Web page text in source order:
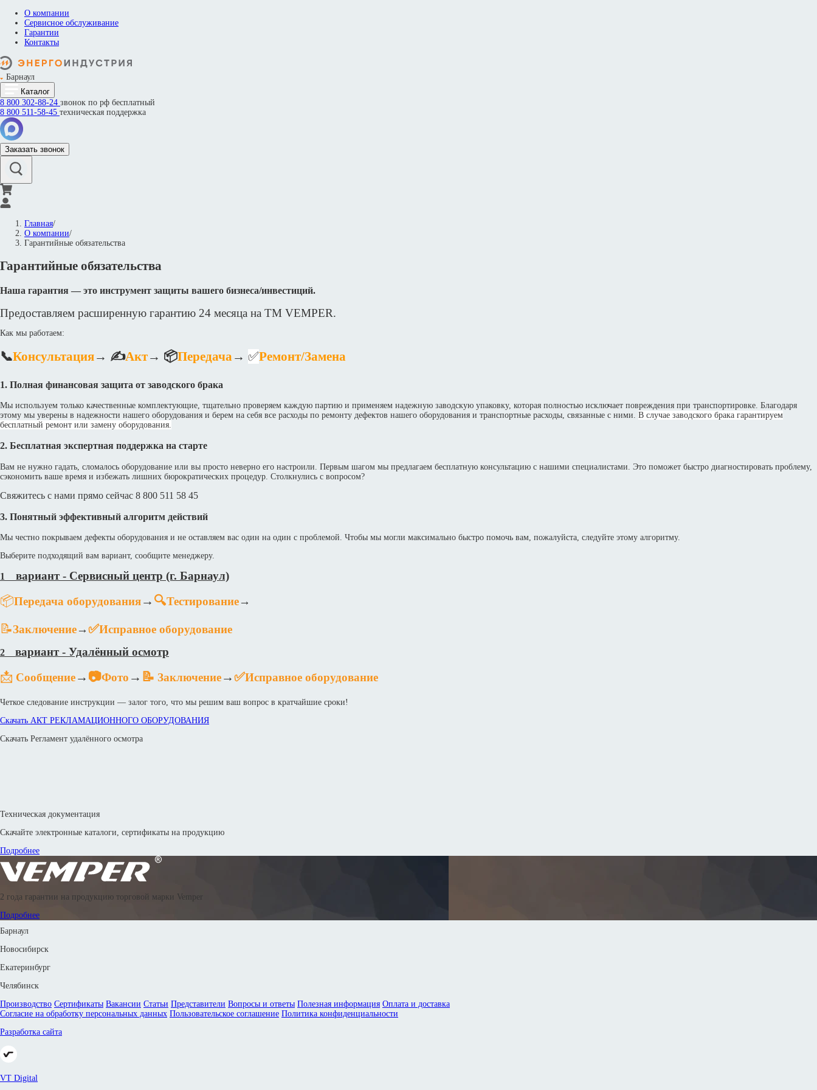
О компании
Сервисное обслуживание
Гарантии
Контакты
Барнаул
Каталог
8 800 302-88-24 звонок по рф бесплатный
8 800 511-58-45 техническая поддержка
Заказать звонок
Главная/
О компании/
Гарантийные обязательства
Гарантийные обязательства
Наша гарантия — это инструмент защиты вашего бизнеса/инвестиций.
Предоставляем расширенную гарантию 24 месяца на ТМ VEMPER.
Как мы работаем:
📞Консультация→ ✍Акт→ 📦Передача→ ✅Ремонт/Замена
1. Полная финансовая защита от заводского брака
Мы используем только качественные комплектующие, тщательно проверяем каждую партию и применяем надежную заводскую упаковку, которая полностью исключает повреждения при транспортировке. Благодаря
этому мы уверены в надежности нашего оборудования и берем на себя все расходы по ремонту дефектов нашего оборудования и транспортные расходы, связанные с ними. В случае заводского брака гарантируем
бесплатный ремонт или замену оборудования.
2. Бесплатная экспертная поддержка на старте
Вам не нужно гадать, сломалось оборудование или вы просто неверно его настроили. Первым шагом мы предлагаем бесплатную консультацию с нашими специалистами. Это поможет быстро диагностировать проблему,
сэкономить ваше время и избежать лишних бюрократических процедур. Столкнулись с вопросом?
Свяжитесь с нами прямо сейчас 8 800 511 58 45
3. Понятный эффективный алгоритм действий
Мы честно покрываем дефекты оборудования и не оставляем вас один на один с проблемой. Чтобы мы могли максимально быстро помочь вам, пожалуйста, следуйте этому алгоритму.
Выберите подходящий вам вариант, сообщите менеджеру.
1 вариант - Сервисный центр (г. Барнаул)
📦Передача оборудования→ 🔍Тестирование→
📝Заключение→✅Исправное оборудование
2 вариант - Удалённый осмотр
📩 Сообщение→ 📷Фото → 📝 Заключение→✅Исправное оборудование
Четкое следование инструкции — залог того, что мы решим ваш вопрос в кратчайшие сроки!
Скачать АКТ РЕКЛАМАЦИОННОГО ОБОРУДОВАНИЯ
Скачать Регламент удалённого осмотра
Техническая документация
Скачайте электронные каталоги, сертификаты на продукцию
Подробнее
2 года гарантии на продукцию торговой марки Vemper
Подробнее
© 2016—2026 Производственное объединение «Энергоиндустрия»
8 800 302 88 24
Барнаул
Новосибирск
Екатеринбург
Челябинск
Производство Сертификаты Вакансии Статьи Представители Вопросы и ответы Полезная информация Оплата и доставка
Согласие на обработку персональных данных Пользовательское соглашение Политика конфиденциальности
Разработка сайта
VT Digital